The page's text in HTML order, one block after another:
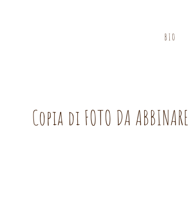
BIO
Copia di FOTO DA ABBINARE